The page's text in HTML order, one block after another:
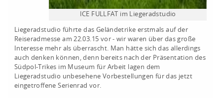
ICE FULLFAT im Liegeradstudio
Liegeradstudio führte das Geländetrike erstmals auf der
Reiseradmesse am 22.03.15 vor - wir waren über das große
Interesse mehr als überrascht. Man hätte sich das allerdings
auch denken können, denn bereits nach der Präsentation des
Südpol-Trikes im Museum für Arbeit lagen dem
Liegeradstudio unbesehene Vorbestellungen für das jetzt
eingetroffene Serienrad vor.